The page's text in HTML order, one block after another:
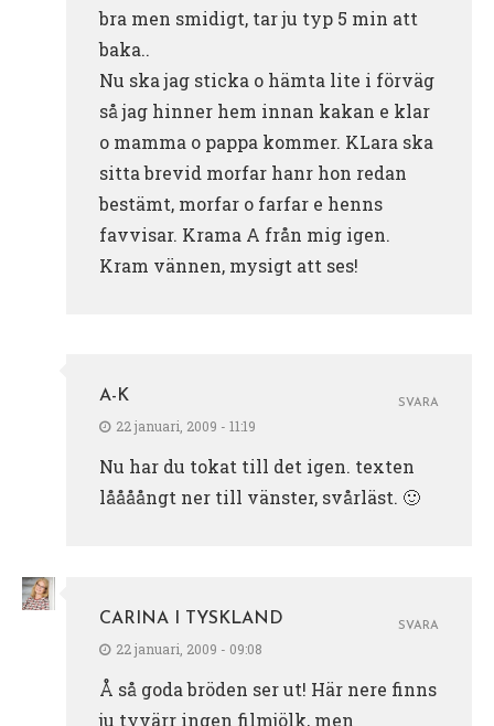
bra men smidigt, tar ju typ 5 min att
baka..
Nu ska jag sticka o hämta lite i förväg
så jag hinner hem innan kakan e klar
o mamma o pappa kommer. KLara ska
sitta brevid morfar hanr hon redan
bestämt, morfar o farfar e henns
favvisar. Krama A från mig igen.
Kram vännen, mysigt att ses!
A-K
22 januari, 2009 - 11:19
Nu har du tokat till det igen. texten
låååångt ner till vänster, svårläst. 🙂
SVARA
CARINA I TYSKLAND
22 januari, 2009 - 09:08
Å så goda bröden ser ut! Här nere finns
ju tyvärr ingen filmjölk, men
SVARA